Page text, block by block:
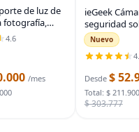
de luz de
fotografía,
fotos y
4.6
/mes
ieGeek
seguridad
inalámbricas
exteriores,
para sistema
seguridad
cámara de
Nuevo
Desde $
Total: $ 211.900
$ 303.777